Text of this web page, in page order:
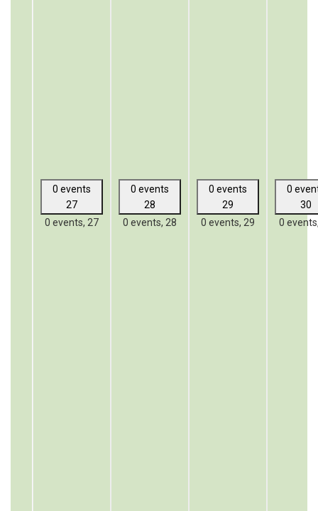
0 events
27
0 events, 27
0 events
28
0 events, 28
0 events
29
0 events, 29
0
30
0